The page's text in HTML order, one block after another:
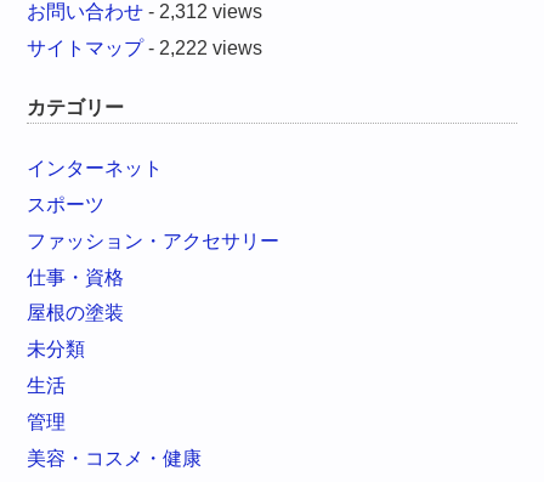
お問い合わせ - 2,312 views
サイトマップ- 2,222 views
カテゴリー
インターネット
スポーツ
ファッション・アクセサリー
仕事・資格
屋根の塗装
未分類
生活
管理
美容・コスメ・健康